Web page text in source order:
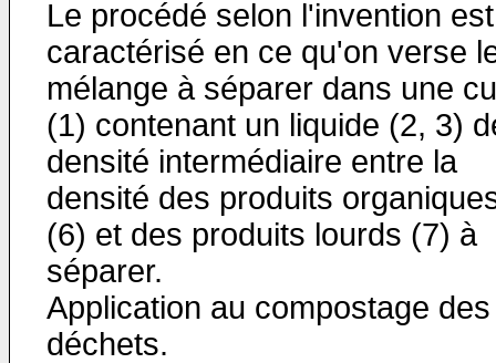
Le procédé selon l'invention est
caractérisé en ce qu'on verse
mélange à séparer dans une
(1) con­tenant un liquide (2, 3)
densité intermédiaire entre la
densité des produits
(6) et des produits lourds (7) à
séparer.
Application au compostage des
déchets.